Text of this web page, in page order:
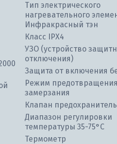
Тип электрического
нагревательного
Инфракрасный тэн
Класс IPX4
УЗО (устройство
отключения)
Защита от включения
Режим предотвращения
замерзания
Клапан
Диапазон регулировки
температуры 35-75°С
Термометр